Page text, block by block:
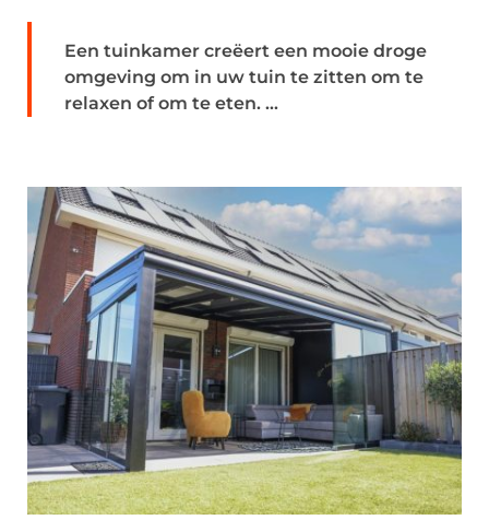
Een tuinkamer creëert een mooie droge
omgeving om in uw tuin te zitten om te
relaxen of om te eten. ...